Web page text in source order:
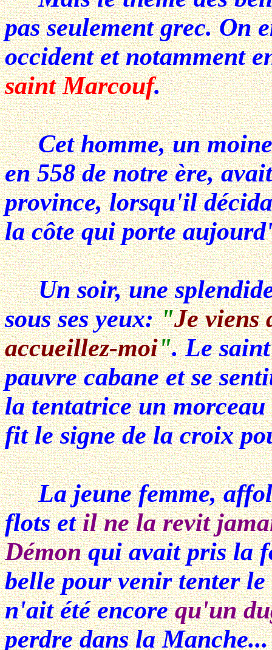
pas seulement grec. On
occident et notamment
saint Marcouf.
Cet homme, un moine
en 558 de notre ère,
province, lorsqu'il
la côte qui porte
Un soir, une splendide
sous ses yeux:"Je viens
accueillez-moi". Le
pauvre cabane et se
la tentatrice un
fit le signe de la croix
La jeune femme,
flots etil ne la revit
Démonqui avait pris la
belle pour venir tenter
n'ait été encorequ'un
perdre dans la Manche...